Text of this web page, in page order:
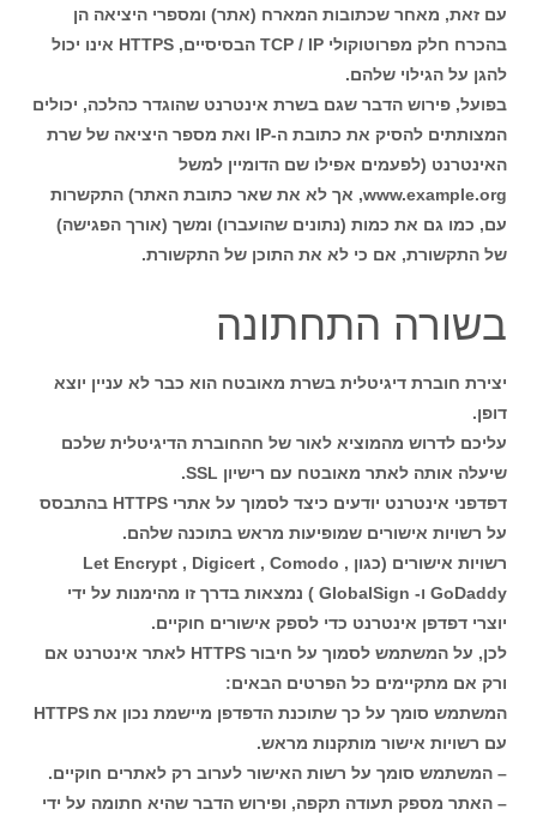
עם זאת, מאחר שכתובות המארח (אתר) ומספרי היציאה הן
בהכרח חלק מפרוטוקולי TCP / IP הבסיסיים, HTTPS אינו יכול
להגן על הגילוי שלהם.
בפועל, פירוש הדבר שגם בשרת אינטרנט שהוגדר כהלכה, יכולים
המצותתים להסיק את כתובת ה-IP ואת מספר היציאה של שרת
האינטרנט (לפעמים אפילו שם הדומיין למשל
www.example.org, אך לא את שאר כתובת האתר) התקשרות
עם, כמו גם את כמות (נתונים שהועברו) ומשך (אורך הפגישה)
של התקשורת, אם כי לא את התוכן של התקשורת.
בשורה התחתונה
יצירת חוברת דיגיטלית בשרת מאובטח הוא כבר לא עניין יוצא
דופן.
עליכם לדרוש מהמוציא לאור של חהחוברת הדיגיטלית שלכם
שיעלה אותה לאתר מאובטח עם רישיון SSL.
דפדפני אינטרנט יודעים כיצד לסמוך על אתרי HTTPS בהתבסס
על רשויות אישורים שמופיעות מראש בתוכנה שלהם.
רשויות אישורים (כגון Let Encrypt , Digicert , Comodo ,
GoDaddy ו- GlobalSign ) נמצאות בדרך זו מהימנות על ידי
יוצרי דפדפן אינטרנט כדי לספק אישורים חוקיים.
לכן, על המשתמש לסמוך על חיבור HTTPS לאתר אינטרנט אם
ורק אם מתקיימים כל הפרטים הבאים:
המשתמש סומך על כך שתוכנת הדפדפן מיישמת נכון את HTTPS
עם רשויות אישור מותקנות מראש.
– המשתמש סומך על רשות האישור לערוב רק לאתרים חוקיים.
– האתר מספק תעודה תקפה, ופירוש הדבר שהיא חתומה על ידי